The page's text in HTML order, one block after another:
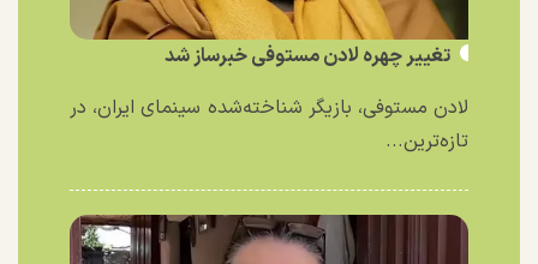
تغییر چهره لادن مستوفی خبرساز شد
لادن مستوفی، بازیگر شناخته‌شده سینمای ایران، در
تازه‌ترین...